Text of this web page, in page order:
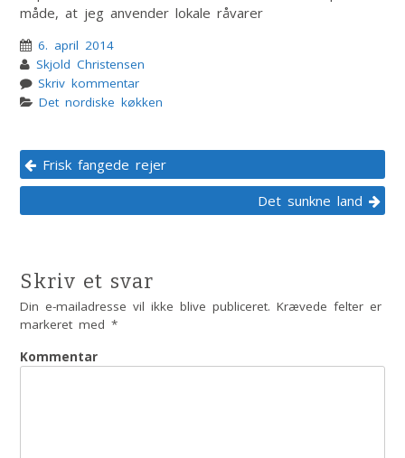
måde, at jeg anvender lokale råvarer
6. april 2014
Skjold Christensen
Skriv kommentar
Det nordiske køkken
Post navigation
Frisk fangede rejer
Det sunkne land
Skriv et svar
Din e-mailadresse vil ikke blive publiceret. Krævede felter er
markeret med*
Kommentar